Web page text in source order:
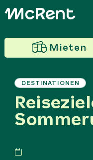
Mieten
DESTINATIONEN